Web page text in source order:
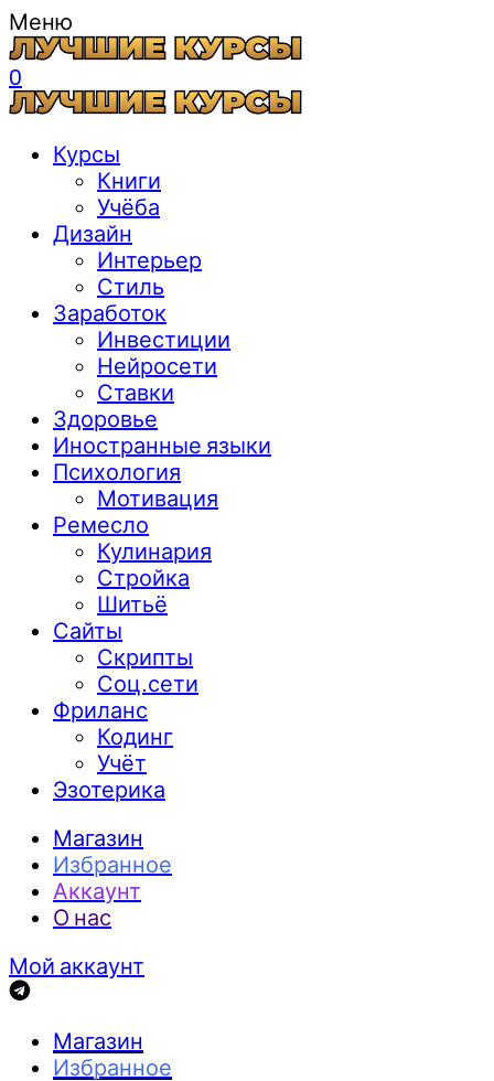
Меню
0
Курсы
Книги
Учёба
Дизайн
Интерьер
Стиль
Заработок
Инвестиции
Нейросети
Ставки
Здоровье
Иностранные языки
Психология
Мотивация
Ремесло
Кулинария
Стройка
Шитьё
Сайты
Скрипты
Соц.сети
Фриланс
Кодинг
Учёт
Эзотерика
Магазин
Избранное
Аккаунт
О нас
Мой аккаунт
Магазин
Избранное